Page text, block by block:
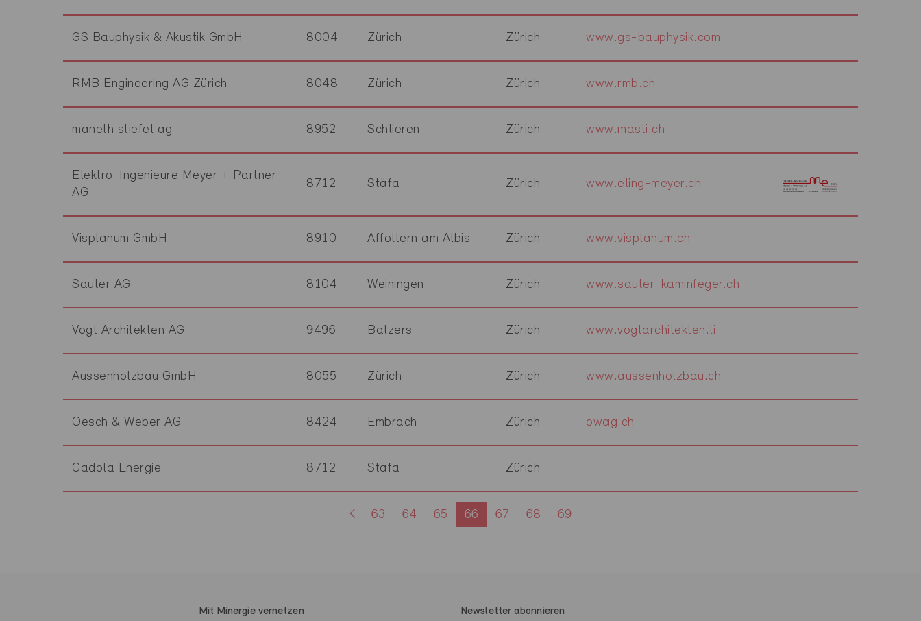
GS Bauphysik & Akustik GmbH 8004 Zürich Zürich www.gs-bauphysik.com
RMB Engineering AG Zürich 8048 Zürich Zürich www.rmb.ch
maneth stiefel ag 8952 Schlieren Zürich www.masti.ch
Elektro-Ingenieure Meyer + Partner
AG
8712 Stäfa Zürich www.eling-meyer.ch
Visplanum GmbH 8910 Affoltern am Albis Zürich www.visplanum.ch
Sauter AG 8104 Weiningen Zürich www.sauter-kaminfeger.ch
Vogt Architekten AG 9496 Balzers Zürich www.vogtarchitekten.li
Aussenholzbau GmbH 8055 Zürich Zürich www.aussenholzbau.ch
Oesch & Weber AG 8424 Embrach Zürich owag.ch
Gadola Energie 8712 Stäfa Zürich
63 64 65 66 67 68 69
Mit Minergie vernetzen Newsletter abonnieren